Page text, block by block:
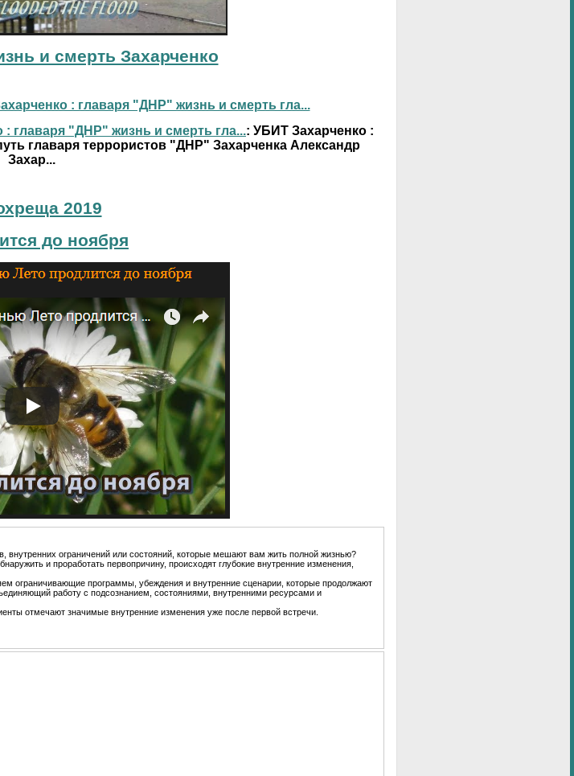
и смерть Захарченко
: главаря "ДНР" жизнь и смерть гла...
главаря "ДНР" жизнь и смерть гла...: УБИТ Захарченко :
главаря террористов "ДНР" Захарченка Александр
Захар...
2019
до ноября
внутренних ограничений или состояний, которые мешают вам жить полной жизнью?
и проработать первопричину, происходят глубокие внутренние изменения,
ограничивающие программы, убеждения и внутренние сценарии, которые продолжают
работу с подсознанием, состояниями, внутренними ресурсами и
отмечают значимые внутренние изменения уже после первой встречи.